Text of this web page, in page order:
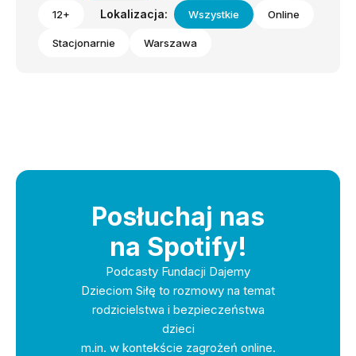
12+ Lokalizacja: Wszystkie Online
Stacjonarnie Warszawa
Posłuchaj nas
na Spotify!
Podcasty Fundacji Dajemy
Dzieciom Siłę to rozmowy na temat
rodzicielstwa i bezpieczeństwa
dzieci
m.in. w kontekście zagrożeń online.